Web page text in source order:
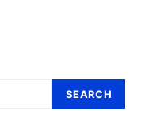
SEARCH